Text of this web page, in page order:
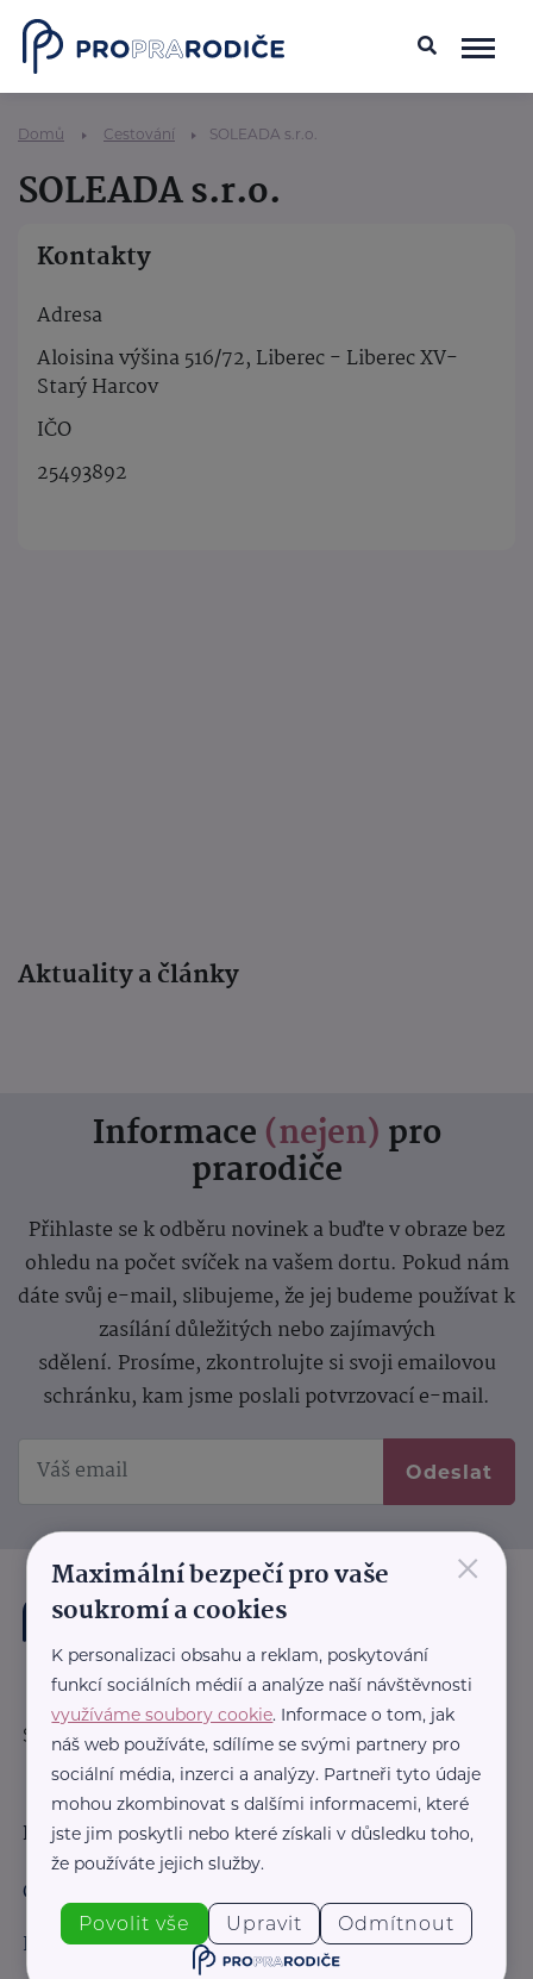
Domů Cestování SOLEADA s.r.o.
SOLEADA s.r.o.
Kontakty
Adresa
Aloisina výšina 516/72, Liberec - Liberec XV-
Starý Harcov
IČO
25493892
Aktuality a články
Informace (nejen) pro
prarodiče
Přihlaste se k odběru novinek a buďte v obraze bez
ohledu na počet svíček na vašem dortu. Pokud nám
dáte svůj e-mail, slibujeme, že jej budeme používat k
zasílání důležitých nebo zajímavých
sdělení. Prosíme, zkontrolujte si svoji emailovou
schránku, kam jsme poslali potvrzovací e-mail.
Odeslat
Sledujte nás:
Důležité odkazy
Obchodní podmínky
Informace pro obchodní partnery
×
Maximální bezpečí pro vaše
soukromí a cookies
K personalizaci obsahu a reklam, poskytování
funkcí sociálních médií a analýze naší návštěvnosti
využíváme soubory cookie. Informace o tom, jak
náš web používáte, sdílíme se svými partnery pro
sociální média, inzerci a analýzy. Partneři tyto údaje
mohou zkombinovat s dalšími informacemi, které
jste jim poskytli nebo které získali v důsledku toho,
že používáte jejich služby.
Povolit vše Upravit Odmítnout